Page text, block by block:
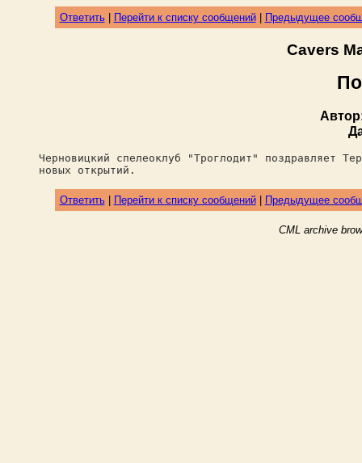
Ответить| Перейти к списку сообщений| Предыдущее
Cavers
Черновицкий спелеоклуб "Троглодит" поздравляет
новых открытий.
Ответить| Перейти к списку сообщений| Предыдущее
CML archive